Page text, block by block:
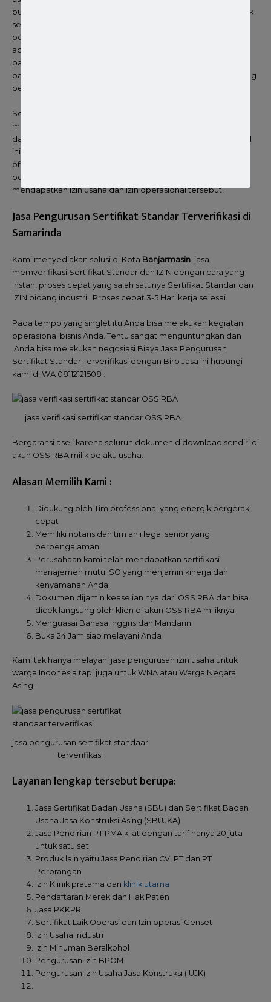
bukan perkara yang mudah dan sederhana. Pasalanya banyak
sekali dokumen persyaratan yang harus dilengkapi oleh para
pelaku usaha. Baik itu persyaratan berupa dokumen
administrasi maupun persyaratan sarana prasarana. Sudah
barang tentu sangat kompleks dan membingungkan apalagi
bagi pelaku usaha yang belum memiliki pengalaman di bidang
pengurusan legalitas usaha.
Selain menghabiskan energi dan biaya yang tinggi untuk
melengkapi persyaratan, pemenuhan persyaratan izin usaha
dan izin operasional ini memakan waktu yang cukup lama. Hal
ini karena seluruh pemeriksaan persyaratan dilakukan secara
offline manual. So ! sekalipun persyaratan sudah lengkap,
pelaku usaha harus menunggu berminggu minggu untuk
mendapatkan izin usaha dan izin operasional tersebut.
Jasa Pengurusan Sertifikat Standar Terverifikasi di
Samarinda
Kami menyediakan solusi di Kota Banjarmasin jasa
memverifikasi Sertifikat Standar dan IZIN dengan cara yang
instan, proses cepat yang salah satunya Sertifikat Standar dan
IZIN bidang industri. Proses cepat 3-5 Hari kerja selesai.
Pada tempo yang singlet itu Anda bisa melakukan kegiatan
operasional bisnis Anda. Tentu sangat menguntungkan dan
Anda bisa melakukan negosiasi Biaya Jasa Pengurusan
Sertifikat Standar Terverifikasi dengan Biro Jasa ini hubungi
kami di WA 08112121508 .
jasa verifikasi sertifikat standar OSS RBA
Bergaransi aseli karena seluruh dokumen didownload sendiri di
akun OSS RBA milik pelaku usaha.
Alasan Memilih Kami :
Didukung oleh Tim professional yang energik bergerak
cepat
Memiliki notaris dan tim ahli legal senior yang
berpengalaman
Perusahaan kami telah mendapatkan sertifikasi
manajemen mutu ISO yang menjamin kinerja dan
kenyamanan Anda.
Dokumen dijamin keaselian nya dari OSS RBA dan bisa
dicek langsung oleh klien di akun OSS RBA miliknya
Menguasai Bahasa Inggris dan Mandarin
Buka 24 Jam siap melayani Anda
Kami tak hanya melayani jasa pengurusan izin usaha untuk
warga Indonesia tapi juga untuk WNA atau Warga Negara
Asing.
jasa pengurusan sertifikat standaar
terverifikasi
Layanan lengkap tersebut berupa:
Jasa Sertifikat Badan Usaha (SBU) dan Sertifikat Badan
Usaha Jasa Konstruksi Asing (SBUJKA)
Jasa Pendirian PT PMA kilat dengan tarif hanya 20 juta
untuk satu set.
Produk lain yaitu Jasa Pendirian CV, PT dan PT
Perorangan
Izin Klinik pratama dan klinik utama
Pendaftaran Merek dan Hak Paten
Jasa PKKPR
Sertifikat Laik Operasi dan Izin operasi Genset
Izin Usaha Industri
Izin Minuman Beralkohol
Pengurusan Izin BPOM
Pengurusan Izin Usaha Jasa Konstruksi (IUJK)